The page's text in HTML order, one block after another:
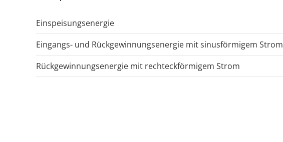
Einspeisungsenergie
Eingangs- und Rückgewinnungsenergie mit sinusförmigem Strom
Rückgewinnungsenergie mit rechteckförmigem Strom